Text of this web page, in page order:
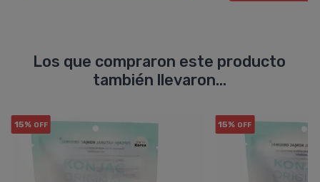
Los que compraron este producto
también llevaron...
15% OFF 15% OFF